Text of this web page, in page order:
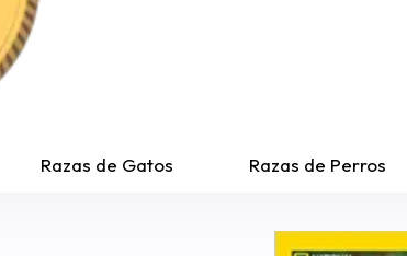
Razas de Gatos Razas de Perros